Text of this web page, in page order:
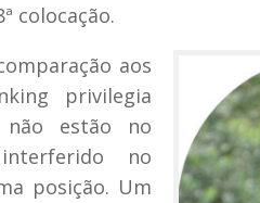
colocação.
aos
privilegia
não estão no
no
posição. Um